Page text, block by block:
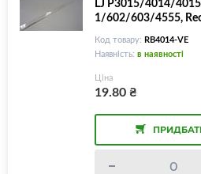
1/602/603/4555,
Код товару: RB4014-VE
Наявність: в наявності
Ціна
19.80₴